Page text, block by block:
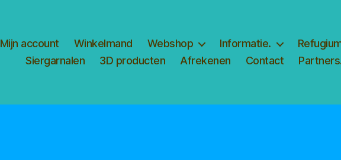
Mijn account Winkelmand Webshop Informatie.
Siergarnalen
3D producten Afrekenen Contact